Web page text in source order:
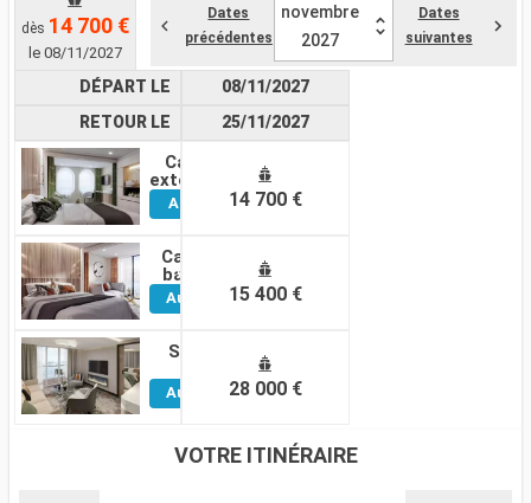
dès 14 700 €
le 08/11/2027
Dates
précédentes
novembre
2027
Dates
suivantes
DÉPART LE
RETOUR LE
Cabine
extérieure
Voir
Autres
Cabine
balcon
Voir
Autres
Suite
Autres
08/11/2027
25/11/2027
14 700 €
15 400 €
28 000 €
VOTRE ITINÉRAIRE